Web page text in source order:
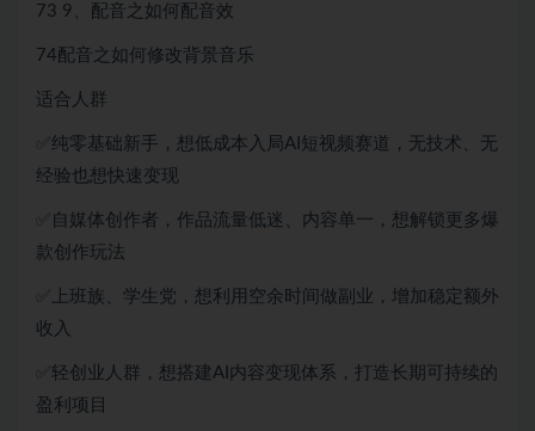
73 9、配音之如何配音效
74配音之如何修改背景音乐
适合人群
✅纯零基础新手，想低成本入局AI短视频赛道，无技术、无
经验也想快速变现
✅自媒体创作者，作品流量低迷、内容单一，想解锁更多爆
款创作玩法
✅上班族、学生党，想利用空余时间做副业，增加稳定额外
收入
✅轻创业人群，想搭建AI内容变现体系，打造长期可持续的
盈利项目